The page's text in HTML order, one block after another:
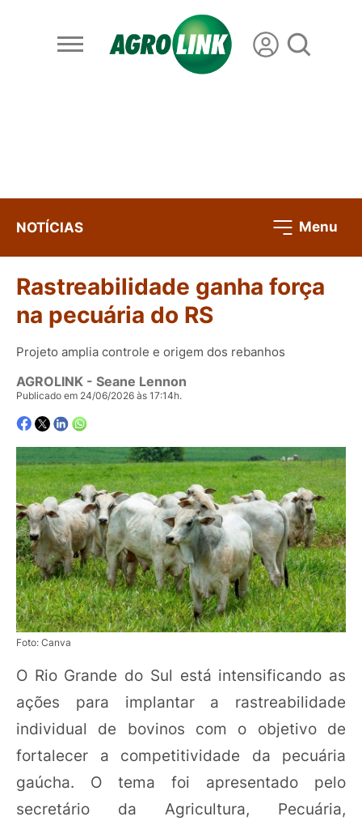
NOTÍCIAS Menu
Rastreabilidade ganha força
na pecuária do RS
Projeto amplia controle e origem dos rebanhos
AGROLINK - Seane Lennon
Publicado em 24/06/2026 às 17:14h.
Foto: Canva
O Rio Grande do Sul está intensificando as
ações para implantar a rastreabilidade
individual de bovinos com o objetivo de
fortalecer a competitividade da pecuária
gaúcha. O tema foi apresentado pelo
secretário da Agricultura, Pecuária,